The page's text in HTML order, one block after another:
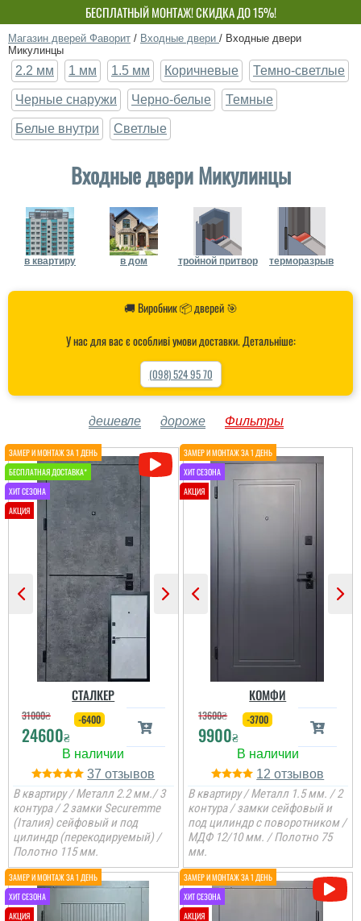
БЕСПЛАТНЫЙ МОНТАЖ! СКИДКА ДО 15%!
СОБСТВЕННОЕ ПРОИЗВОДСТВО-НЕ ПЕРЕПЛАЧИВАЙ!
Магазин дверей Фаворит / Входные двери / Входные двери
Микулинцы
2.2 мм 1 мм 1.5 мм Коричневые Темно-светлые
Черные снаружи Черно-белые Темные
Белые внутри Светлые
Входные двери Микулинцы
в квартиру в дом тройной притвор терморазрыв
🚚 Виробник 📦 дверей 🎯
У нас для вас є особливі умови доставки. Детальніше:
(098) 524 95 70
дешевле дороже Фильтры
СТАЛКЕР
31000₴
24600₴
-6400
37
В квартиру / Металл 2.2 мм./ 3
контура / 2 замки Securemme
(Італия) сейфовый и под
цилиндр (перекодируемый) /
Полотно 115 мм.
КОМФИ
13600₴
9900₴
-3700
12
В квартиру / Металл 1.5 мм. / 2
контура / замки сейфовый и
под цилиндр с поворотником /
МДФ 12/10 мм. / Полотно 75
мм.